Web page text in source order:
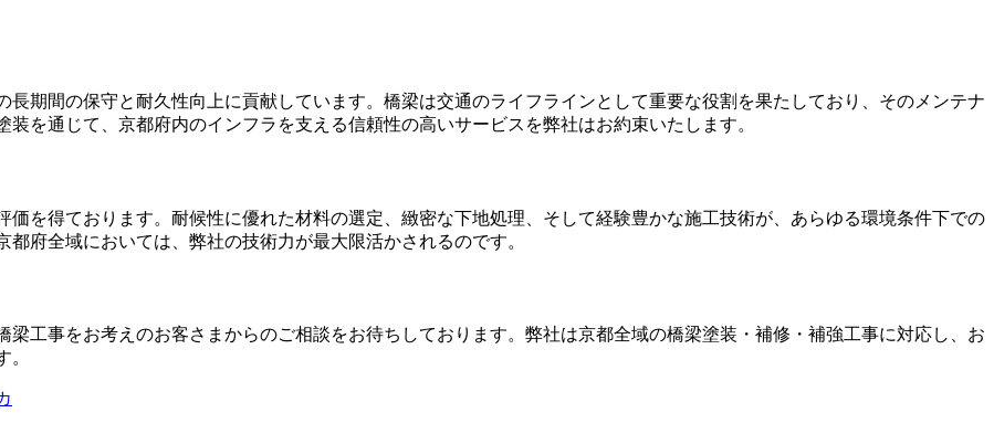
期間の保守と耐久性向上に貢献しています。橋梁は交通のライフラインとして重要な役割を果たしており、そのメンテナ
を通じて、京都府内のインフラを支える信頼性の高いサービスを弊社はお約束いたします。
を得ております。耐候性に優れた材料の選定、緻密な下地処理、そして経験豊かな施工技術が、あらゆる環境条件下での
府全域においては、弊社の技術力が最大限活かされるのです。
工事をお考えのお客さまからのご相談をお待ちしております。弊社は京都全域の橋梁塗装・補修・補強工事に対応し、お
。